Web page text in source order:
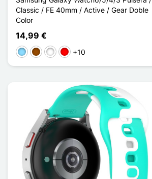
Classic / FE 40mm / Active / Gear Doble
Color
14,99 €
Azul claro
MarrónRose / Blanc
Rouge / Noir
+10